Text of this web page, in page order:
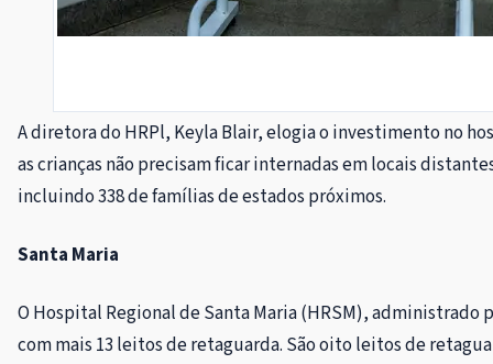
A diretora do HRPl, Keyla Blair, elogia o investimento no
as crianças não precisam ficar internadas em locais
incluindo 338 de famílias de estados próximos.
Santa Maria
O Hospital Regional de Santa Maria (HRSM),
com mais 13 leitos de retaguarda. São oito leitos de